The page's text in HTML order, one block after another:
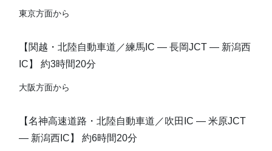
東京方面から
【関越・北陸自動車道／練馬IC ― 長岡JCT ― 新潟西
IC】 約3時間20分
大阪方面から
【名神高速道路・北陸自動車道／吹田IC ― 米原JCT
― 新潟西IC】 約6時間20分